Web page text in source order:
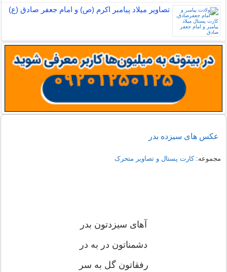
تصاویر میلاد پیامبر اکرم (ص) و امام جعفر صادق (ع)
عکس های سیزده بدر
مجموعه:کارت پستال و تصاویر متحرک
آهای سیزدتون بدر
دشمناتون در به در
رفقاتون گل به سر